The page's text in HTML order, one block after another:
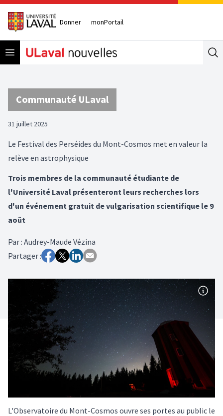
Donner monPortail
Open menu
Communauté ULaval
31 juillet 2025
Le Festival des Perséides du Mont-Cosmos met en valeur la
relève en astrophysique
Trois membres de la communauté étudiante de
l'Université Laval présenteront leurs recherches lors
d'un événement gratuit de vulgarisation scientifique le 9
août
Par: Audrey-Maude Vézina
Partager :
L'Observatoire du Mont-Cosmos ouvre ses portes au public le